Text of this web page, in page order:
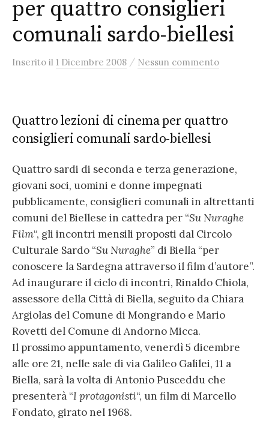
per quattro consiglieri
comunali sardo-biellesi
Inserito il 1 Dicembre 2008 / Nessun commento
Quattro lezioni di cinema per quattro
consiglieri comunali sardo-biellesi
Quattro sardi di seconda e terza generazione,
giovani soci, uomini e donne impegnati
pubblicamente, consiglieri comunali in altrettanti
comuni del Biellese in cattedra per “Su Nuraghe
Film“, gli incontri mensili proposti dal Circolo
Culturale Sardo “Su Nuraghe” di Biella “per
conoscere la Sardegna attraverso il film d’autore”.
Ad inaugurare il ciclo di incontri, Rinaldo Chiola,
assessore della Città di Biella, seguito da Chiara
Argiolas del Comune di Mongrando e Mario
Rovetti del Comune di Andorno Micca.
Il prossimo appuntamento, venerdì 5 dicembre
alle ore 21, nelle sale di via Galileo Galilei, 11 a
Biella, sarà la volta di Antonio Pusceddu che
presenterà “I protagonisti“, un film di Marcello
Fondato, girato nel 1968.